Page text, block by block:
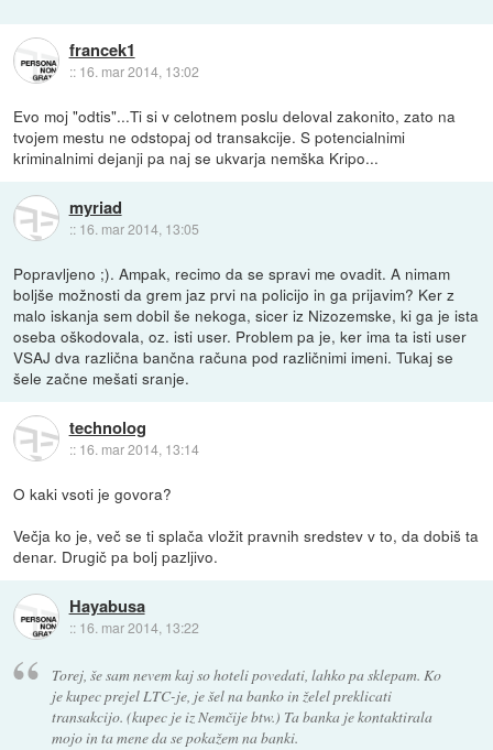
francek1
:: 16. mar 2014, 13:02
Evo moj "odtis"...Ti si v celotnem poslu deloval zakonito, zato na
tvojem mestu ne odstopaj od transakcije. S potencialnimi
kriminalnimi dejanji pa naj se ukvarja nemška Kripo...
myriad
:: 16. mar 2014, 13:05
Popravljeno ;). Ampak, recimo da se spravi me ovadit. A nimam
boljše možnosti da grem jaz prvi na policijo in ga prijavim? Ker z
malo iskanja sem dobil še nekoga, sicer iz Nizozemske, ki ga je ista
oseba oškodovala, oz. isti user. Problem pa je, ker ima ta isti user
VSAJ dva različna bančna računa pod različnimi imeni. Tukaj se
šele začne mešati sranje.
technolog
:: 16. mar 2014, 13:14
O kaki vsoti je govora?
Večja ko je, več se ti splača vložit pravnih sredstev v to, da dobiš ta
denar. Drugič pa bolj pazljivo.
Hayabusa
:: 16. mar 2014, 13:22
Torej, še sam nevem kaj so hoteli povedati, lahko pa sklepam. Ko
je kupec prejel LTC-je, je šel na banko in želel preklicati
transakcijo. (kupec je iz Nemčije btw.) Ta banka je kontaktirala
mojo in ta mene da se pokažem na banki.